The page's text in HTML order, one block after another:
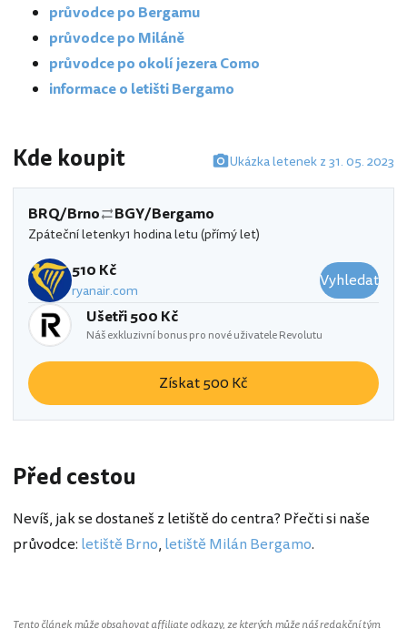
průvodce po Bergamu
průvodce po Miláně
průvodce po okolí jezera Como
informace o letišti Bergamo
Kde koupit Ukázka letenek z 31. 05. 2023
BRQ/Brno BGY/Bergamo
Zpáteční letenky1 hodina letu (přímý let)
510 Kč
ryanair.com
Vyhledat
Ušetři 500 Kč
Náš exkluzivní bonus pro nové uživatele Revolutu
Získat 500 Kč
Před cestou
Nevíš, jak se dostaneš z letiště do centra? Přečti si naše
průvodce: letiště Brno, letiště Milán Bergamo.
Tento článek může obsahovat affiliate odkazy, ze kterých může náš redakční tým